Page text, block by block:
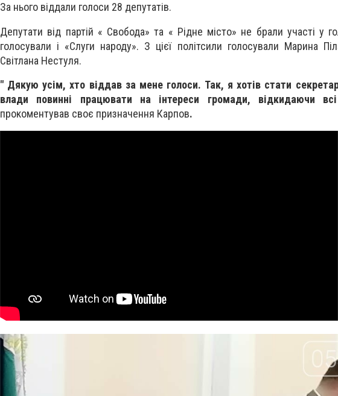
За нього віддали голоси 28 депутатів.
Депутати від партій « Свобода» та « Рідне місто» не брали участі у
голосували і «Слуги народу». З цієї політсили голосували Марина
Світлана Нестуля.
" Дякую усім, хто віддав за мене голоси. Так, я хотів стати
влади повинні працювати на інтереси громади, відкидаючи
прокоментував своє призначення Карпов.